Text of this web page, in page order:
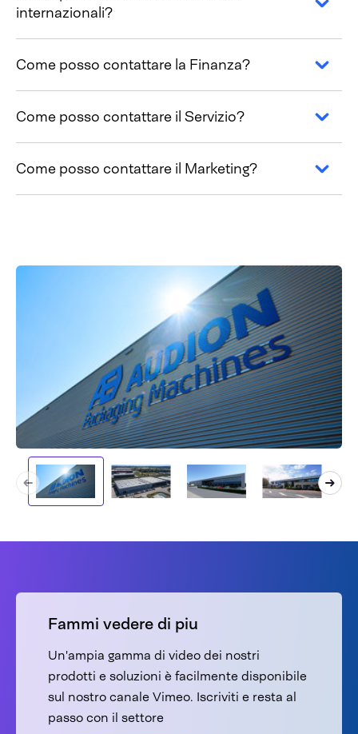
internazionali?
Come posso contattare la Finanza?
Come posso contattare il Servizio?
Come posso contattare il Marketing?
Fammi vedere di piu
Un'ampia gamma di video dei nostri
prodotti e soluzioni è facilmente disponibile
sul nostro canale Vimeo. Iscriviti e resta al
passo con il settore